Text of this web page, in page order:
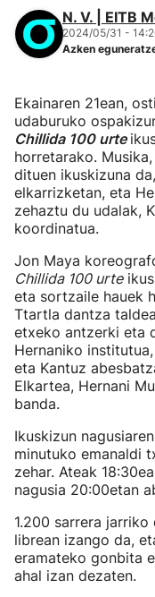
N. V. | EITB
2024/05/31 -
Azken
Ekainaren 21ean,
udaburuko
Chillida 100 urte
horretarako.
dituen ikuskizuna
elkarrizketan, eta
zehaztu du udalak,
koordinatua.
Jon Maya
Chillida 100 urte
eta sortzaile hauek
Ttartla dantza
etxeko antzerki eta
Hernaniko
eta Kantuz
Elkartea, Hernani
banda.
Ikuskizun
minutuko emanaldi
zehar. Ateak
nagusia 20:00etan
1.200 sarrera
librean izango da,
eramateko gonbita
ahal izan dezaten.